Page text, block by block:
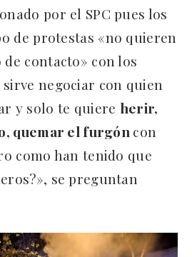
por el SPC pues los
de protestas «no quieren
contacto» con los
sirve negociar con quien
y solo te quiere herir,
quemar el furgón con
como han tenido que
se preguntan